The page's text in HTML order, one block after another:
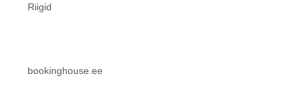
Riigid
bookinghouse.ee